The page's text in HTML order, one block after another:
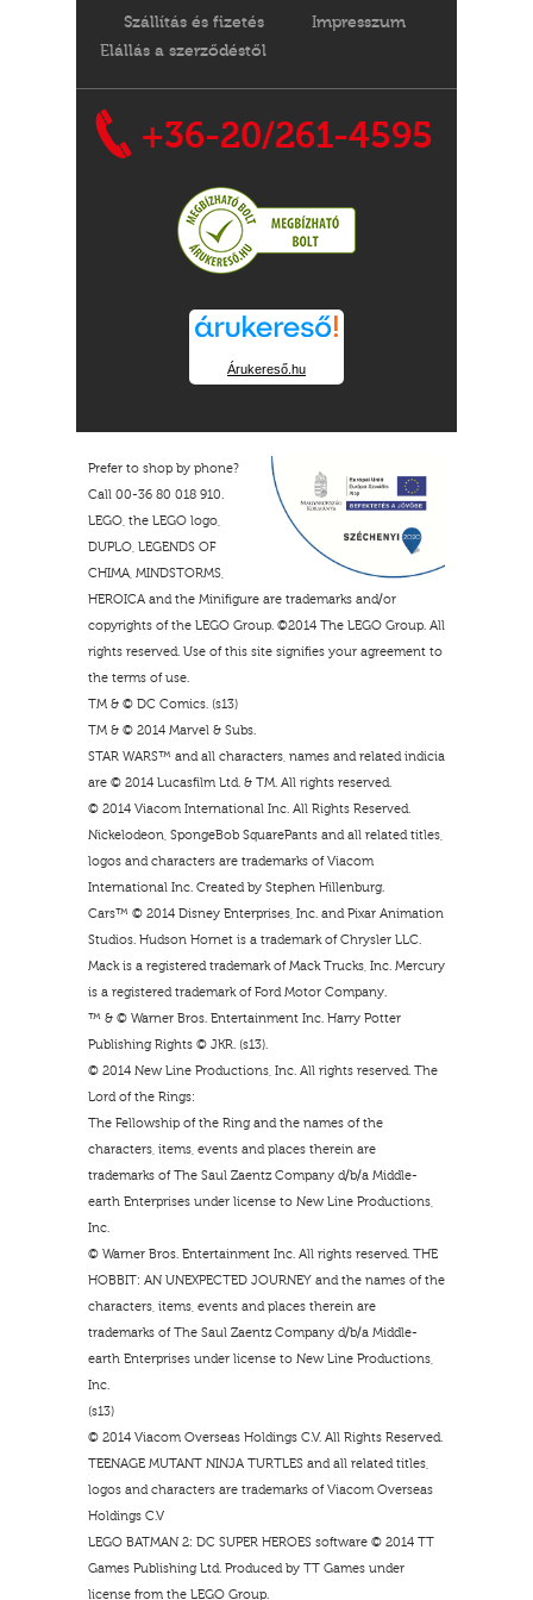
Szállítás és fizetés
Impresszum
Elállás a szerződéstől
+36-20/261-4595
Árukereső.hu
Prefer to shop by phone?
Call 00-36 80 018 910.
LEGO, the LEGO logo,
DUPLO, LEGENDS OF
CHIMA, MINDSTORMS,
HEROICA and the Minifigure are trademarks and/or
copyrights of the LEGO Group. ©2014 The LEGO Group. All
rights reserved. Use of this site signifies your agreement to
the terms of use.
TM & © DC Comics. (s13)
TM & © 2014 Marvel & Subs.
STAR WARS™ and all characters, names and related indicia
are © 2014 Lucasfilm Ltd. & TM. All rights reserved.
© 2014 Viacom International Inc. All Rights Reserved.
Nickelodeon, SpongeBob SquarePants and all related titles,
logos and characters are trademarks of Viacom
International Inc. Created by Stephen Hillenburg.
Cars™ © 2014 Disney Enterprises, Inc. and Pixar Animation
Studios. Hudson Hornet is a trademark of Chrysler LLC.
Mack is a registered trademark of Mack Trucks, Inc. Mercury
is a registered trademark of Ford Motor Company.
™ & © Warner Bros. Entertainment Inc. Harry Potter
Publishing Rights © JKR. (s13).
© 2014 New Line Productions, Inc. All rights reserved. The
Lord of the Rings:
The Fellowship of the Ring and the names of the
characters, items, events and places therein are
trademarks of The Saul Zaentz Company d/b/a Middle-
earth Enterprises under license to New Line Productions,
Inc.
© Warner Bros. Entertainment Inc. All rights reserved. THE
HOBBIT: AN UNEXPECTED JOURNEY and the names of the
characters, items, events and places therein are
trademarks of The Saul Zaentz Company d/b/a Middle-
earth Enterprises under license to New Line Productions,
Inc.
(s13)
© 2014 Viacom Overseas Holdings C.V. All Rights Reserved.
TEENAGE MUTANT NINJA TURTLES and all related titles,
logos and characters are trademarks of Viacom Overseas
Holdings C.V
LEGO BATMAN 2: DC SUPER HEROES software © 2014 TT
Games Publishing Ltd. Produced by TT Games under
license from the LEGO Group.